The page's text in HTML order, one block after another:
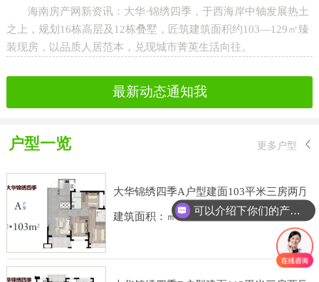
海南房产网新资讯：大华·锦绣四季，于西海岸中轴发展热土
之上，规划16栋高层及12栋叠墅，匠筑建筑面积约103—129㎡臻
装现房，以品质人居范本，兑现城市菁英生活向往。
最新动态通知我
户型一览 更多户型
大华锦绣四季A户型建面103平米三房两厅
建筑面积：㎡
可以介绍下你们的产品么
你们是怎么收费的呢